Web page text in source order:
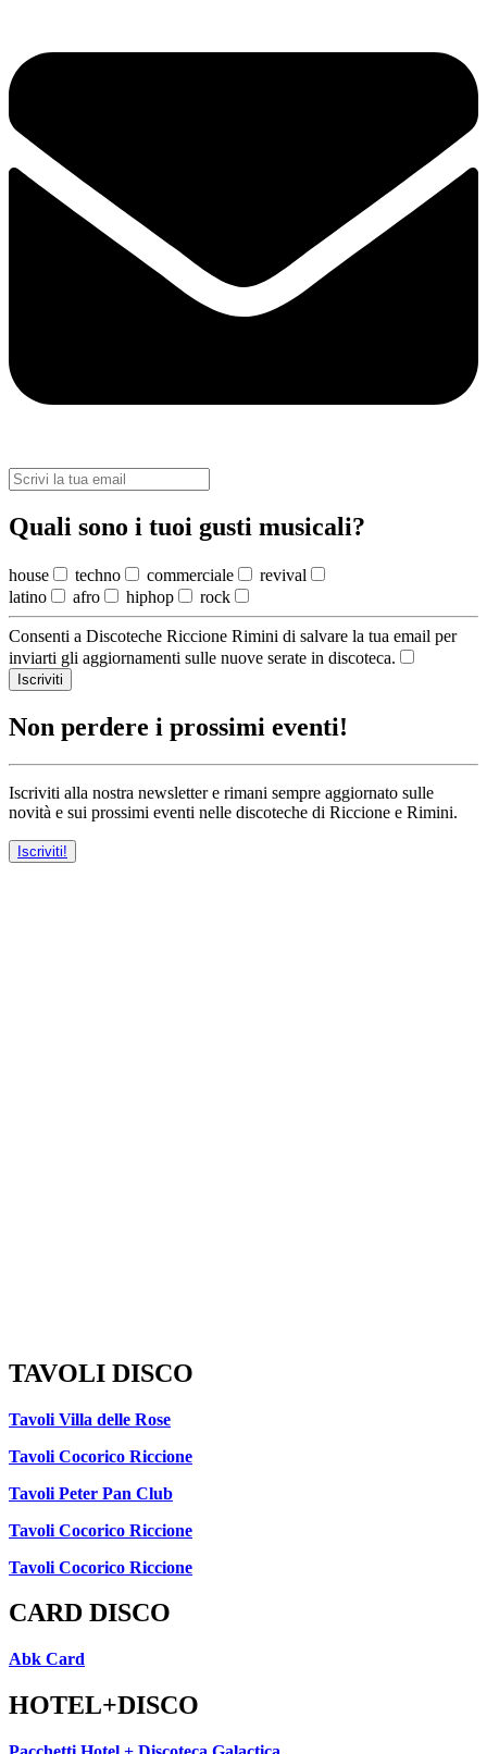
Quali sono i tuoi gusti musicali?
house techno commerciale
revival
latino
afro hiphop rock
Consenti a Discoteche Riccione Rimini di salvare la tua email per
inviarti gli aggiornamenti sulle nuove serate in discoteca.
Iscriviti
Non perdere i prossimi eventi!
Iscriviti alla nostra newsletter e rimani sempre aggiornato sulle
novità e sui prossimi eventi nelle discoteche di Riccione e Rimini.
Iscriviti!
TAVOLI DISCO
Tavoli Villa delle Rose
Tavoli Cocorico Riccione
Tavoli Peter Pan Club
Tavoli Cocorico Riccione
Tavoli Cocorico Riccione
CARD DISCO
Abk Card
HOTEL+DISCO